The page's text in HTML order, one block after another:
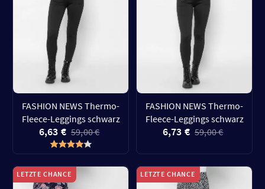
FASHION NEWS Thermo-
Fleece-Leggings schwarz
6,63 € 59,00 €
FASHION NEWS Thermo-
Fleece-Leggings schwarz
6,73 € 59,00 €
LETZTE CHANCE LETZTE CHANCE